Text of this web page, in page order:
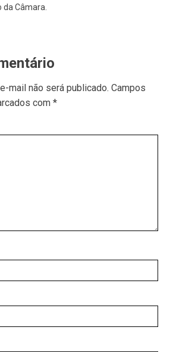
Câmara.
mail não será publicado. Campos
com *